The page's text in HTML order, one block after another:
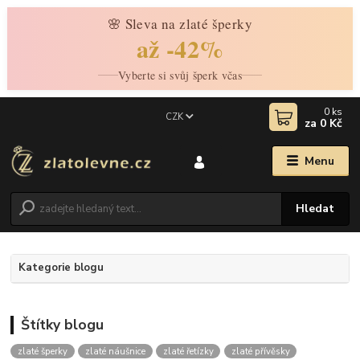
🌸 Sleva na zlaté šperky
až -42%
Vyberte si svůj šperk včas
Menu
CZK
Hledat
0 ks
za 0 Kč
Kategorie blogu
Štítky blogu
zlaté šperky zlaté náušnice zlaté řetízky
zlaté přívěsky